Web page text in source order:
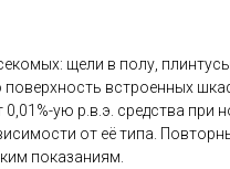
щели в полу,
встроенных
ую р.в.э. средства при
от её типа.
показаниям.